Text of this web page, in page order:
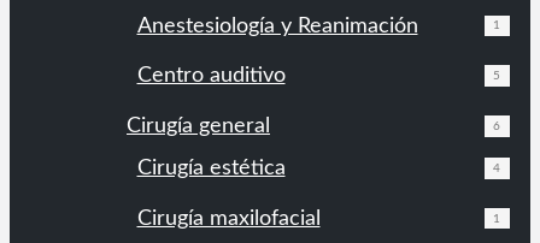
Anestesiología y Reanimación 1
Centro auditivo 5
Cirugía general 6
Cirugía estética 4
Cirugía maxilofacial 1